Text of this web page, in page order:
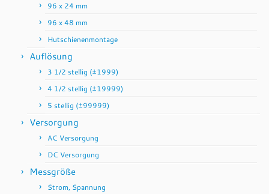
96 x 24 mm
96 x 48 mm
Hutschienenmontage
Auflösung
3 1/2 stellig (±1999)
4 1/2 stellig (±19999)
5 stellig (±99999)
Versorgung
AC Versorgung
DC Versorgung
Messgröße
Strom, Spannung